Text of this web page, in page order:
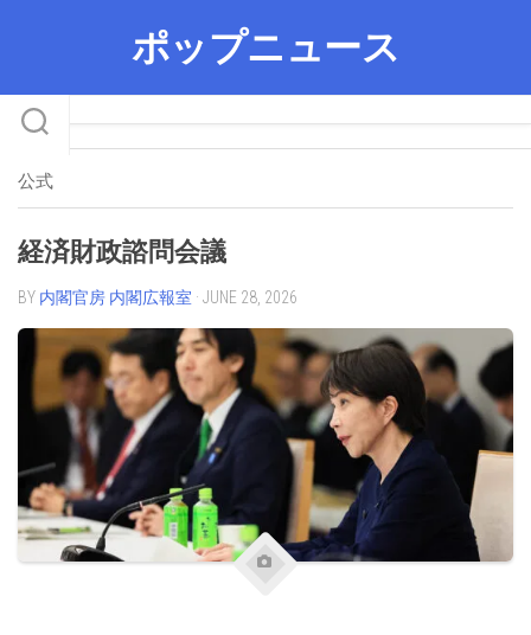
ポップニュース
公式
経済財政諮問会議
BY 内閣官房 内閣広報室 · JUNE 28, 2026